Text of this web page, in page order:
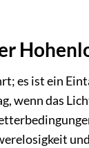
es ist ein
wenn das